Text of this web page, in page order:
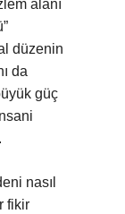
alanı
düzenin
da
güç
nasıl
fikir